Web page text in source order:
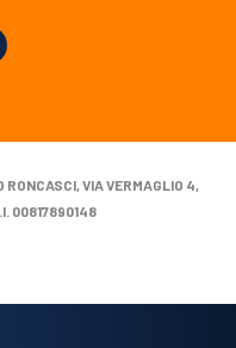
RONCASCI, VIA VERMAGLIO 4,
00817890148